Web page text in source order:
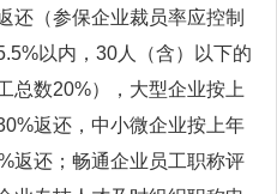
还（参保企业裁员率应控制
以内，30人（含）以下的
总数20%），大型企业按上
返还，中小微企业按上年
返还；畅通企业员工职称评